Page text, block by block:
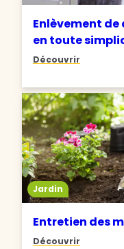
Enlèvement
en toute
Découvrir
Jardin
Entretien des
Découvrir